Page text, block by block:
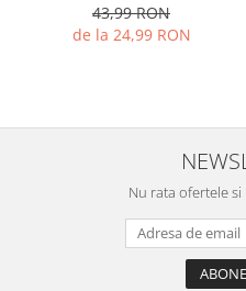
43,99 RON
de la 24,99 RON
Nu rata ofertele